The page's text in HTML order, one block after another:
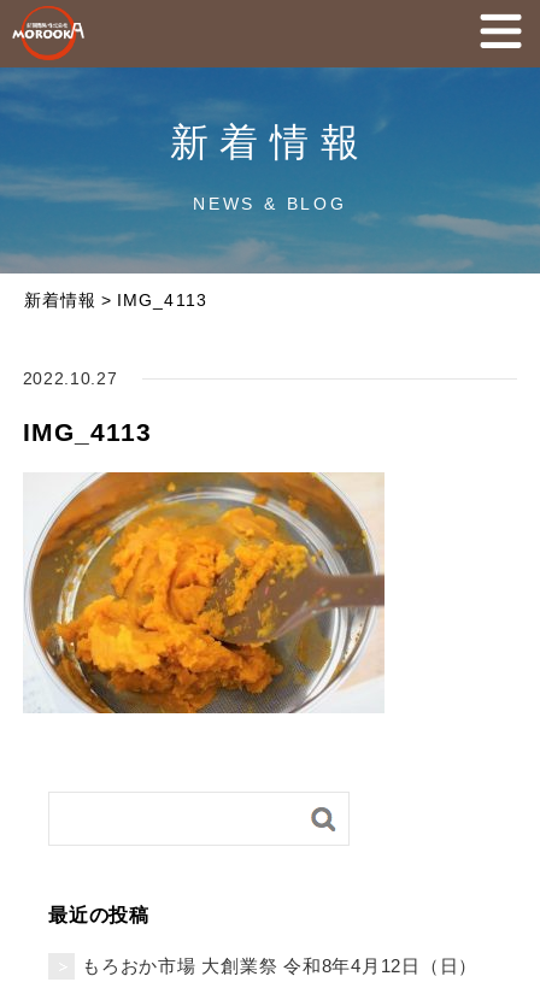
新着情報
NEWS & BLOG
新着情報 > IMG_4113
2022.10.27
IMG_4113
最近の投稿
もろおか市場 大創業祭 令和8年4月12日（日）